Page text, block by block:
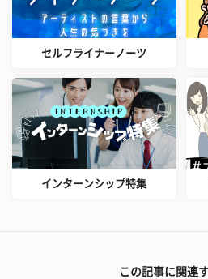
セルフライナーノーツ
インターンシップ特集
この記事に関連